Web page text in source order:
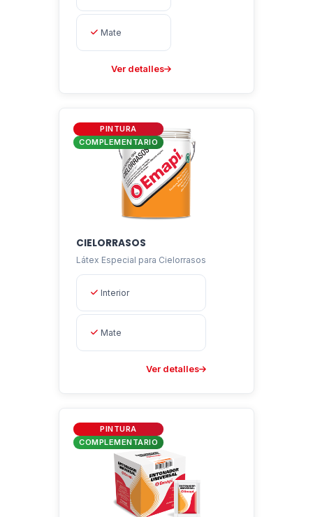
Mate
Ver detalles
PINTURA
COMPLEMENTARIO
CIELORRASOS
Látex Especial para Cielorrasos
Interior
Mate
Ver detalles
PINTURA
COMPLEMENTARIO